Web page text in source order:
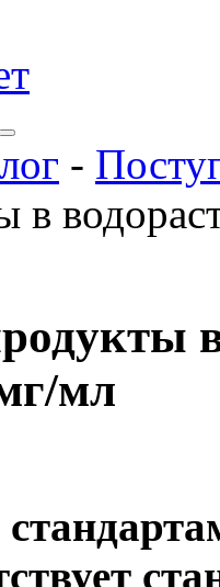
-
в
мл